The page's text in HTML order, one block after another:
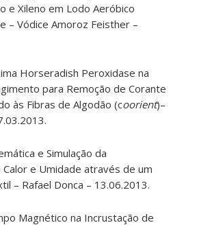
e Xileno em Lodo Aeróbico
– Vódice Amoroz Feisther –
Horseradish Peroxidase na
para Remoção de Corante
às Fibras de Algodão (coorient)–
e Simulação da
e Umidade através de um
– Rafael Donca – 13.06.2013.
Magnético na Incrustação de